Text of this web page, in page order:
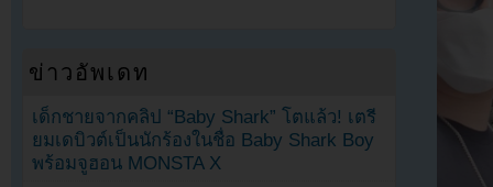
ข่าวอัพเดท
เด็กชายจากคลิป “Baby Shark” โตแล้ว! เตรี
ยมเดบิวต์เป็นนักร้องในชื่อ Baby Shark Boy
พร้อมจูฮอน MONSTA X